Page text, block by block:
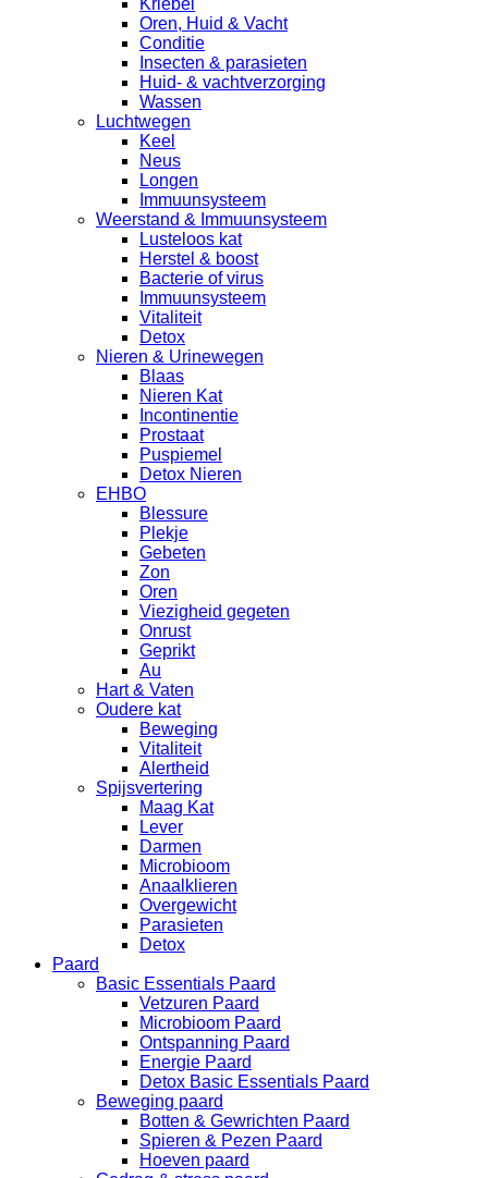
Kriebel
Oren, Huid & Vacht
Conditie
Insecten & parasieten
Huid- & vachtverzorging
Wassen
Luchtwegen
Keel
Neus
Longen
Immuunsysteem
Weerstand & Immuunsysteem
Lusteloos kat
Herstel & boost
Bacterie of virus
Immuunsysteem
Vitaliteit
Detox
Nieren & Urinewegen
Blaas
Nieren Kat
Incontinentie
Prostaat
Puspiemel
Detox Nieren
EHBO
Blessure
Plekje
Gebeten
Zon
Oren
Viezigheid gegeten
Onrust
Geprikt
Au
Hart & Vaten
Oudere kat
Beweging
Vitaliteit
Alertheid
Spijsvertering
Maag Kat
Lever
Darmen
Microbioom
Anaalklieren
Overgewicht
Parasieten
Detox
Paard
Basic Essentials Paard
Vetzuren Paard
Microbioom Paard
Ontspanning Paard
Energie Paard
Detox Basic Essentials Paard
Beweging paard
Botten & Gewrichten Paard
Spieren & Pezen Paard
Hoeven paard